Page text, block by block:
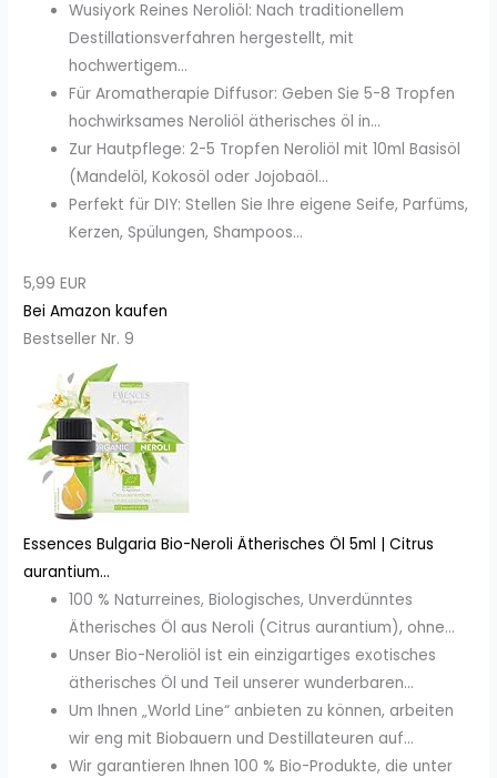
Wusiyork Reines Neroliöl: Nach traditionellem
Destillationsverfahren hergestellt, mit
hochwertigem...
Für Aromatherapie Diffusor: Geben Sie 5-8 Tropfen
hochwirksames Neroliöl ätherisches öl in...
Zur Hautpflege: 2-5 Tropfen Neroliöl mit 10ml Basisöl
(Mandelöl, Kokosöl oder Jojobaöl...
Perfekt für DIY: Stellen Sie Ihre eigene Seife, Parfüms,
Kerzen, Spülungen, Shampoos...
5,99 EUR
Bei Amazon kaufen
Bestseller Nr. 9
Essences Bulgaria Bio-Neroli Ätherisches Öl 5ml | Citrus
aurantium...
100 % Naturreines, Biologisches, Unverdünntes
Ätherisches Öl aus Neroli (Citrus aurantium), ohne...
Unser Bio-Neroliöl ist ein einzigartiges exotisches
ätherisches Öl und Teil unserer wunderbaren...
Um Ihnen „World Line“ anbieten zu können, arbeiten
wir eng mit Biobauern und Destillateuren auf...
Wir garantieren Ihnen 100 % Bio-Produkte, die unter